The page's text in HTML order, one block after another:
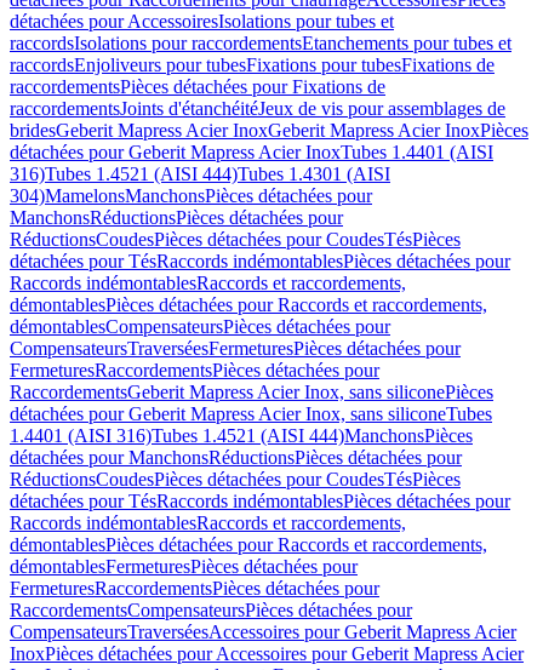
détachées pour AccessoiresIsolations pour tubes et
raccordsIsolations pour raccordementsEtanchements pour tubes et
raccordsEnjoliveurs pour tubesFixations pour tubesFixations de
raccordementsPièces détachées pour Fixations de
raccordementsJoints d'étanchéitéJeux de vis pour assemblages de
bridesGeberit Mapress Acier InoxGeberit Mapress Acier InoxPièces
détachées pour Geberit Mapress Acier InoxTubes 1.4401 (AISI
316)Tubes 1.4521 (AISI 444)Tubes 1.4301 (AISI
304)MamelonsManchonsPièces détachées pour
ManchonsRéductionsPièces détachées pour
RéductionsCoudesPièces détachées pour CoudesTésPièces
détachées pour TésRaccords indémontablesPièces détachées pour
Raccords indémontablesRaccords et raccordements,
démontablesPièces détachées pour Raccords et raccordements,
démontablesCompensateursPièces détachées pour
CompensateursTraverséesFermeturesPièces détachées pour
FermeturesRaccordementsPièces détachées pour
RaccordementsGeberit Mapress Acier Inox, sans siliconePièces
détachées pour Geberit Mapress Acier Inox, sans siliconeTubes
1.4401 (AISI 316)Tubes 1.4521 (AISI 444)ManchonsPièces
détachées pour ManchonsRéductionsPièces détachées pour
RéductionsCoudesPièces détachées pour CoudesTésPièces
détachées pour TésRaccords indémontablesPièces détachées pour
Raccords indémontablesRaccords et raccordements,
démontablesPièces détachées pour Raccords et raccordements,
démontablesFermeturesPièces détachées pour
FermeturesRaccordementsPièces détachées pour
RaccordementsCompensateursPièces détachées pour
CompensateursTraverséesAccessoires pour Geberit Mapress Acier
InoxPièces détachées pour Accessoires pour Geberit Mapress Acier